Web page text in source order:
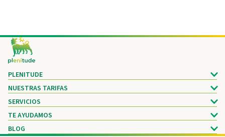
Footer
PLENITUDE
NUESTRAS TARIFAS
SERVICIOS
TE AYUDAMOS
BLOG